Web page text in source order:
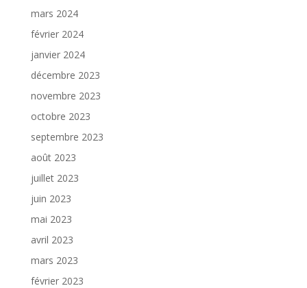
mars 2024
février 2024
janvier 2024
décembre 2023
novembre 2023
octobre 2023
septembre 2023
août 2023
juillet 2023
juin 2023
mai 2023
avril 2023
mars 2023
février 2023